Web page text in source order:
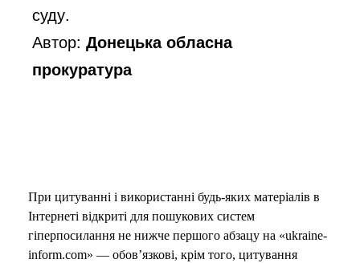
суду.
Автор:Донецька обласна
прокуратура
При цитуванні і використанні будь-яких матеріалів в
Інтернеті відкриті для пошукових систем
гіперпосилання не нижче першого абзацу на «ukraine-
inform.com» — обов’язкові, крім того, цитування